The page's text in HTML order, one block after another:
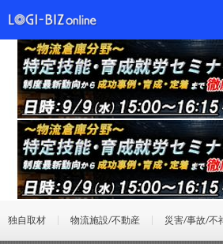
独自取材 物流施設/不動産 災害/事故/不